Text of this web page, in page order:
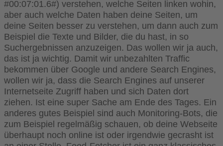
#00:07:01.6#) verstehen, welche Seiten linken wohin,
aber auch welche Daten haben deine Seiten, um
deine Seiten besser zu verstehen, um dann auch zum
Beispiel die Texte und Bilder, die du hast, in so
Suchergebnissen anzuzeigen. Das wollen wir ja auch,
das ist ja wichtig. Damit wir unbezahlten Traffic
bekommen über Google und andere Search Engines,
wollen wir ja, dass die Search Engines auf unserer
Internetseite Zugriff haben und sich Daten dort
ziehen. Ist eine super Sache am Ende des Tages. Ein
anderes gutes Beispiel sind auch Monitoring-Bots, die
zum Beispiel regelmäßig schauen, ob deine Webseite
überhaupt noch online ist oder irgendwie gecrasht ist